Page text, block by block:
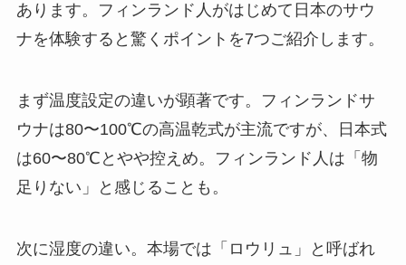
あります。フィンランド人がはじめて日本のサウ
ナを体験すると驚くポイントを7つご紹介します。
まず温度設定の違いが顕著です。フィンランドサ
ウナは80〜100℃の高温乾式が主流ですが、日本式
は60〜80℃とやや控えめ。フィンランド人は「物
足りない」と感じることも。
次に湿度の違い。本場では「ロウリュ」と呼ばれ